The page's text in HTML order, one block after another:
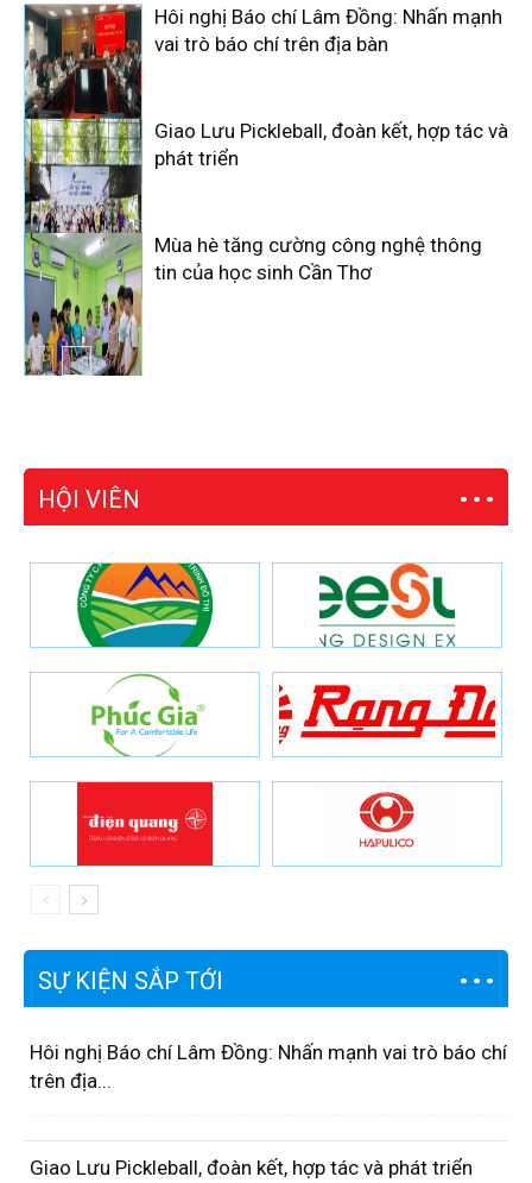
Hôi nghị Báo chí Lâm Đồng: Nhấn mạnh
vai trò báo chí trên địa bàn
Giao Lưu Pickleball, đoàn kết, hợp tác và
phát triển
Mùa hè tăng cường công nghệ thông
tin của học sinh Cần Thơ
HỘI VIÊN
SỰ KIỆN SẮP TỚI
Hôi nghị Báo chí Lâm Đồng: Nhấn mạnh vai trò báo chí
trên địa...
Giao Lưu Pickleball, đoàn kết, hợp tác và phát triển